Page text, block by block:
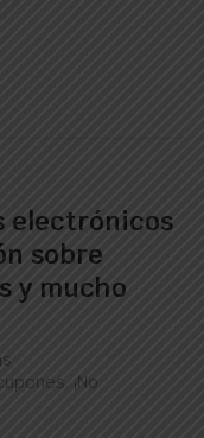
electrónicos
sobre
y mucho
¡No